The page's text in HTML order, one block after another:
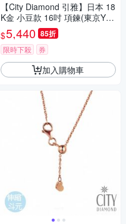
【City Diamond 引雅】日本 18
K金 小豆款 16吋 項鍊(東京Yuki
系列)
$5,440 85折
限時下殺 券
加入購物車